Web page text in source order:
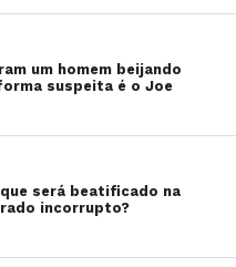
um homem beijando
suspeita é o Joe
será beatificado na
incorrupto?